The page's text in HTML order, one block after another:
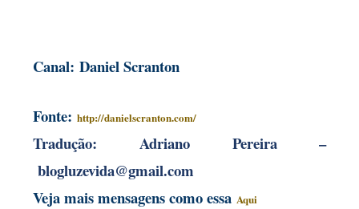
Canal: Daniel Scranton
Fonte: http://danielscranton.com/
Tradução:Adriano Pereira –
blogluzevida@gmail.com
Veja mais mensagens como essa Aqui